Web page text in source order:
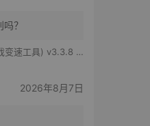
？
工具) v3.3.8 绿色版
2026年8月7日